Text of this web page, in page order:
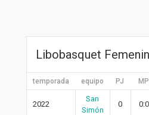
Libobasquet
temporada equipo PJ
2022
San
Simón
0